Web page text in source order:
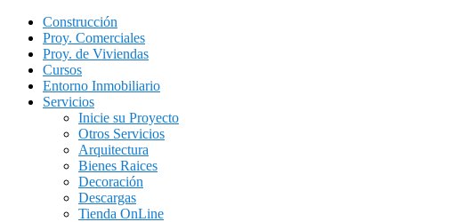
Construcción
Proy. Comerciales
Proy. de Viviendas
Cursos
Entorno Inmobiliario
Servicios
Inicie su Proyecto
Otros Servicios
Arquitectura
Bienes Raices
Decoración
Descargas
Tienda OnLine